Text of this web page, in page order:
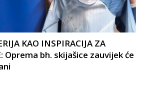
KAO INSPIRACIJA ZA
Oprema bh. skijašice zauvijek će